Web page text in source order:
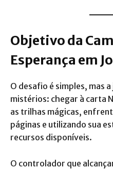
Objetivo da
Esperança em
O desafio é simples, mas
mistérios: chegar à carta
as trilhas mágicas,
páginas e utilizando sua
recursos disponíveis.
O controlador que